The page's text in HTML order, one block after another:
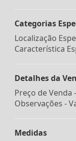
Categorias
Localização
Característica
Detalhes da
Preço de Venda -
Observações -
Medidas